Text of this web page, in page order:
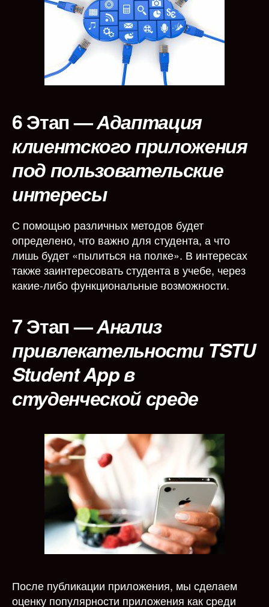
6 Этап—Адаптация
клиентского приложения
под пользовательские
интересы
С помощью различных методов будет
определено, что важно для студента, а что
лишь будет «пылиться на полке». В интересах
также заинтересовать студента в учебе, через
какие-либо функциональные возможности.
7 Этап—Анализ
привлекательности TSTU
Student App в
студенческой среде
После публикации приложения, мы сделаем
оценку популярности приложения как среди